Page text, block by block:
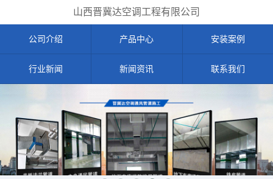
山西晋冀达空调工程有限公司
公司介绍 产品中心 安装案例
行业新闻 新闻资讯 联系我们